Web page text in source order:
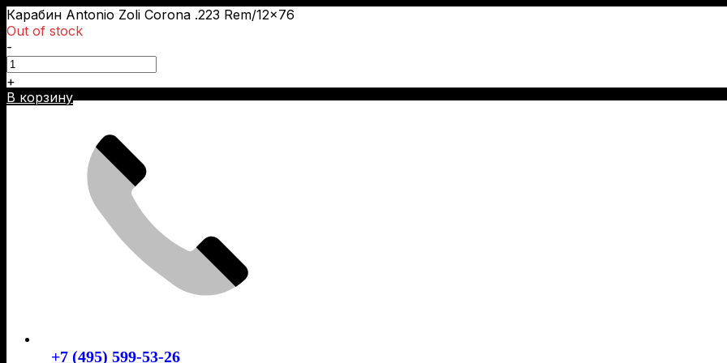
Карабин Antonio Zoli Corona .223 Rem/12×76
Out of stock
-
+
В корзину
Skip
+7 (495) 599-53-26